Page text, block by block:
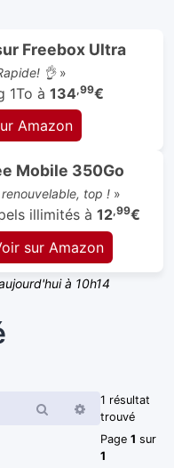
Freebox Ultra
👌»
1To à 134,99€
Amazon
Mobile 350Go
top !»
illimités à 12,99€
sur Amazon
à 10h14
RechercherRecherche
1 résultat
trouvé
Page 1 sur
1